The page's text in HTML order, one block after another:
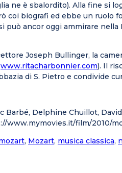
ne è sbalordito). Alla fine
coi biografi ed ebbe un
ancor oggi ammirare
Joseph Bullinger, la
www.ritacharbonnier.com). Il
di S. Pietro e condivide
Delphine Chuillot,
www.mymovies.it/film/2010/
, Mozart, musica classica,